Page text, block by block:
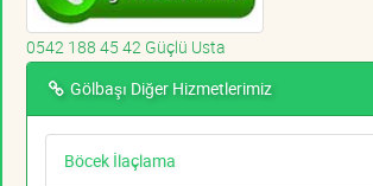
0542 188 45 42 Güçlü Usta
Gölbaşı Diğer Hizmetlerimiz
Böcek İlaçlama